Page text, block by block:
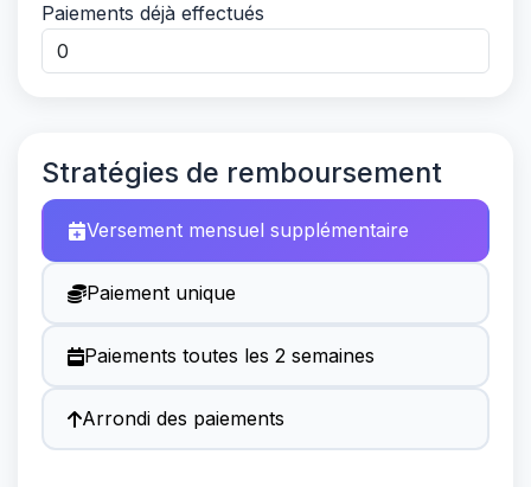
Paiements déjà effectués
Stratégies de remboursement
Versement mensuel supplémentaire
Paiement unique
Paiements toutes les 2 semaines
Arrondi des paiements